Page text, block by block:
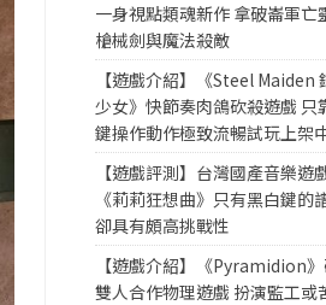
一身視點類魂新作 拿破崙軍亡
槍械劍與魔法殺敵
【遊戲介紹】《Steel Maiden
少女》快節奏肉鴿砍殺遊戲 只
鍵操作動作極致流暢試玩上架
【遊戲評測】台灣國產音樂遊
《莉莉狂想曲》只有黑白鍵的
卻具有頗高挑戰性
【遊戲介紹】《Pyramidion
雙人合作物理遊戲 扮演監工或